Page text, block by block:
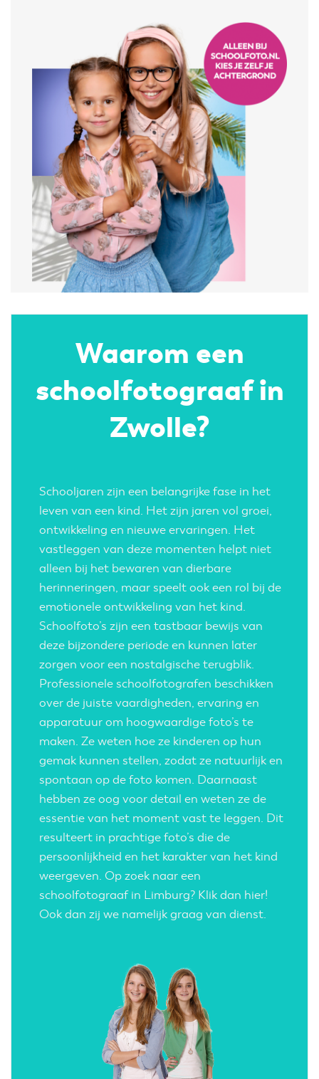
Waarom een
schoolfotograaf in
Zwolle?
Schooljaren zijn een belangrijke fase in het
leven van een kind. Het zijn jaren vol groei,
ontwikkeling en nieuwe ervaringen. Het
vastleggen van deze momenten helpt niet
alleen bij het bewaren van dierbare
herinneringen, maar speelt ook een rol bij de
emotionele ontwikkeling van het kind.
Schoolfoto’s zijn een tastbaar bewijs van
deze bijzondere periode en kunnen later
zorgen voor een nostalgische terugblik.
Professionele schoolfotografen beschikken
over de juiste vaardigheden, ervaring en
apparatuur om hoogwaardige foto’s te
maken. Ze weten hoe ze kinderen op hun
gemak kunnen stellen, zodat ze natuurlijk en
spontaan op de foto komen. Daarnaast
hebben ze oog voor detail en weten ze de
essentie van het moment vast te leggen. Dit
resulteert in prachtige foto’s die de
persoonlijkheid en het karakter van het kind
weergeven. Op zoek naar een
schoolfotograaf in Limburg? Klik dan hier!
Ook dan zij we namelijk graag van dienst.